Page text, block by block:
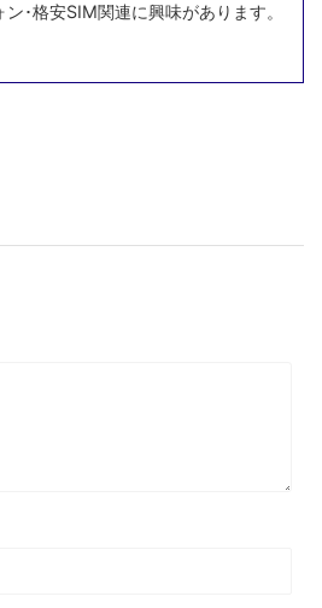
ン･格安SIM関連に興味があります。